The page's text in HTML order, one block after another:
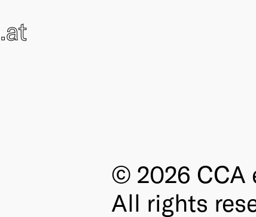
.at
© 2026 CCA
All rights